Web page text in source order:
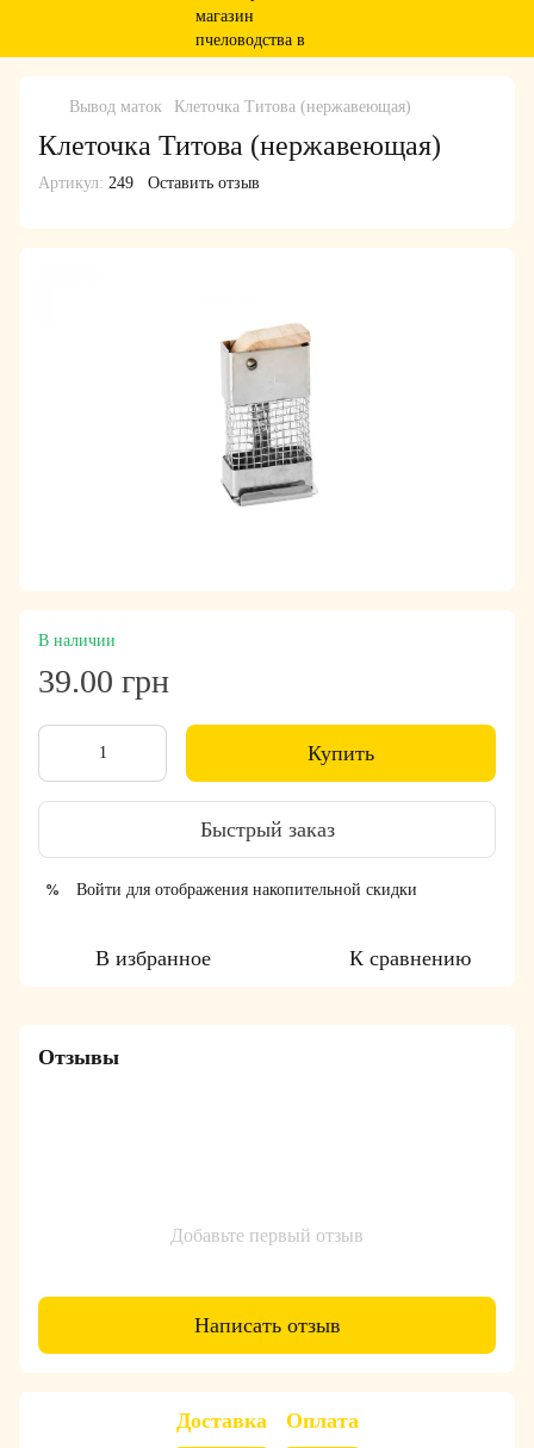
Вывод маток Клеточка Титова (нержавеющая)
Клеточка Титова (нержавеющая)
Артикул: 249 Оставить отзыв
В наличии
39.00 грн
Купить
Быстрый заказ
% Войти для отображения накопительной скидки
В избранное К сравнению
Отзывы
Добавьте первый отзыв
Написать отзыв
Доставка Оплата